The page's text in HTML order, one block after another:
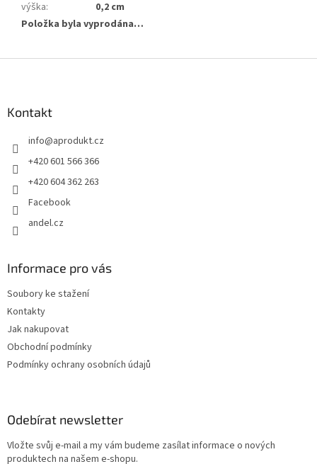
výška:
0,2 cm
Položka byla vyprodána…
Kontakt
info@aprodukt.cz
+420 601 566 366
+420 604 362 263
Facebook
andel.cz
Informace pro vás
Soubory ke stažení
Kontakty
Jak nakupovat
Obchodní podmínky
Podmínky ochrany osobních údajů
Odebírat newsletter
Vložte svůj e-mail a my vám budeme zasílat informace o nových
produktech na našem e-shopu.